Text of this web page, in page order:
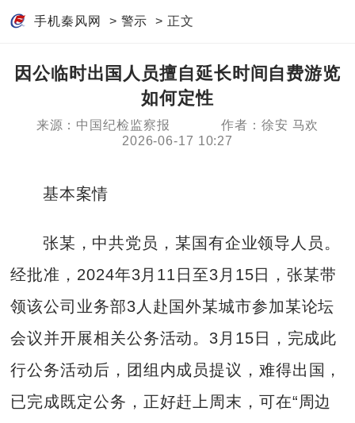
手机秦风网 > 警示 > 正文
因公临时出国人员擅自延长时间自费游览
如何定性
来源：中国纪检监察报
作者：徐安 马欢
2026-06-17 10:27
基本案情
张某，中共党员，某国有企业领导人员。
经批准，2024年3月11日至3月15日，张某带
领该公司业务部3人赴国外某城市参加某论坛
会议并开展相关公务活动。3月15日，完成此
行公务活动后，团组内成员提议，难得出国，
已完成既定公务，正好赶上周末，可在“周边